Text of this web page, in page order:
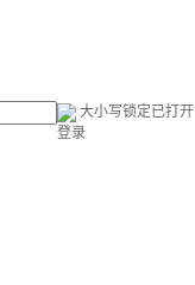
大小写锁定已打开
登录